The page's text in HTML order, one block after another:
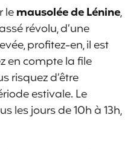
lemausolée de Lénine,
révolu, d’une
profitez-en, il est
en compte la file
risquez d’être
estivale. Le
les jours de 10h à 13h,